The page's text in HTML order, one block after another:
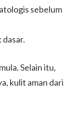
sebelum
dasar.
Selain itu,
kulit aman dari